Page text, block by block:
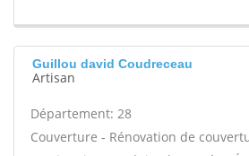
Guillou david Coudreceau
Artisan
Département: 28
Couverture - Rénovation de